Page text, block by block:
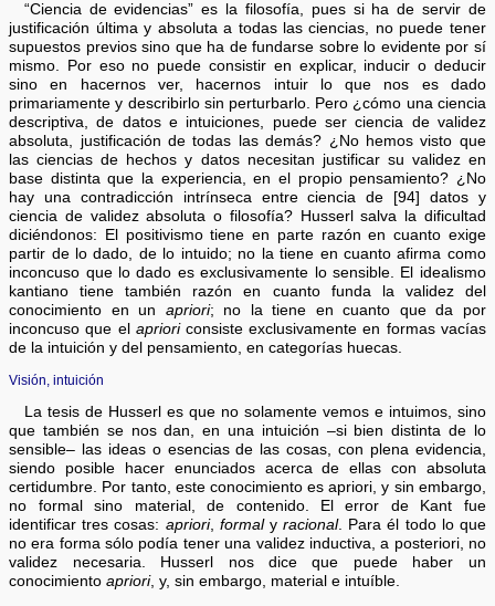
“Ciencia de evidencias” es la filosofía, pues si ha de servir de
justificación última y absoluta a todas las ciencias, no puede tener
supuestos previos sino que ha de fundarse sobre lo evidente por sí
mismo. Por eso no puede consistir en explicar, inducir o deducir
sino en hacernos ver, hacernos intuir lo que nos es dado
primariamente y describirlo sin perturbarlo. Pero ¿cómo una ciencia
descriptiva, de datos e intuiciones, puede ser ciencia de validez
absoluta, justificación de todas las demás? ¿No hemos visto que
las ciencias de hechos y datos necesitan justificar su validez en
base distinta que la experiencia, en el propio pensamiento? ¿No
hay una contradicción intrínseca entre ciencia de [94] datos y
ciencia de validez absoluta o filosofía? Husserl salva la dificultad
diciéndonos: El positivismo tiene en parte razón en cuanto exige
partir de lo dado, de lo intuido; no la tiene en cuanto afirma como
inconcuso que lo dado es exclusivamente lo sensible. El idealismo
kantiano tiene también razón en cuanto funda la validez del
conocimiento en un apriori; no la tiene en cuanto que da por
inconcuso que el aprioriconsiste exclusivamente en formas vacías
de la intuición y del pensamiento, en categorías huecas.
Visión, intuición
La tesis de Husserl es que no solamente vemos e intuimos, sino
que también se nos dan, en una intuición –si bien distinta de lo
sensible– las ideas o esencias de las cosas, con plena evidencia,
siendo posible hacer enunciados acerca de ellas con absoluta
certidumbre. Por tanto, este conocimiento es apriori, y sin embargo,
no formal sino material, de contenido. El error de Kant fue
identificar tres cosas: apriori, formalyracional. Para él todo lo que
no era forma sólo podía tener una validez inductiva, a posteriori, no
validez necesaria. Husserl nos dice que puede haber un
conocimientoapriori, y, sin embargo, material e intuíble.